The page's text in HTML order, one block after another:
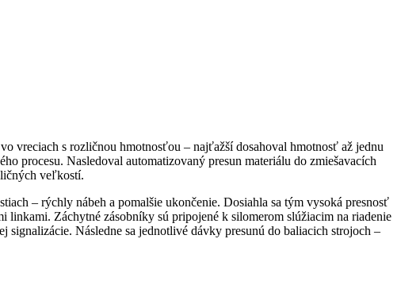
vreciach s rozličnou hmotnosťou – najťažší dosahoval hmotnosť až jednu
procesu. Nasledoval automatizovaný presun materiálu do zmiešavacích
veľkostí.
– rýchly nábeh a pomalšie ukončenie. Dosiahla sa tým vysoká presnosť
Záchytné zásobníky sú pripojené k silomerom slúžiacim na riadenie
signalizácie. Následne sa jednotlivé dávky presunú do baliacich strojoch –